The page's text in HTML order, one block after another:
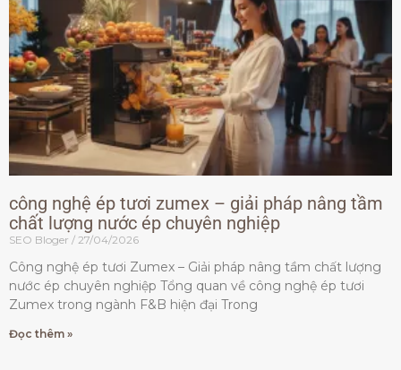
công nghệ ép tươi zumex – giải pháp nâng tầm
chất lượng nước ép chuyên nghiệp
SEO Bloger 27/04/2026
Công nghệ ép tươi Zumex – Giải pháp nâng tầm chất lượng
nước ép chuyên nghiệp Tổng quan về công nghệ ép tươi
Zumex trong ngành F&B hiện đại Trong
Đọc thêm »